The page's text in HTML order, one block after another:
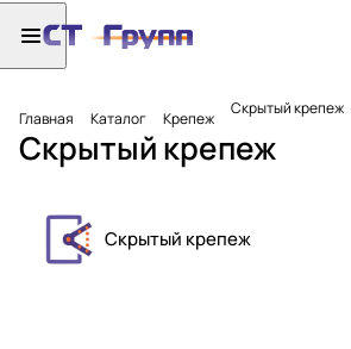
Главная Каталог Крепеж Скрытый крепеж
Скрытый крепеж
Скрытый крепеж